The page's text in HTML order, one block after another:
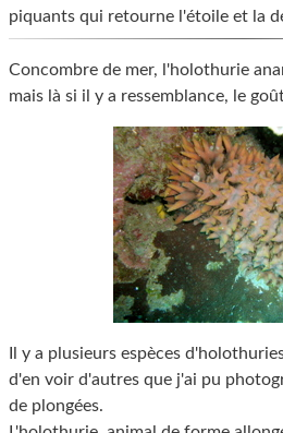
piquants qui retourne l'étoile et la
Concombre de mer, l'holothurie
mais là si il y a ressemblance, le
Il y a plusieurs espèces
d'en voir d'autres que j'ai pu
de plongées.